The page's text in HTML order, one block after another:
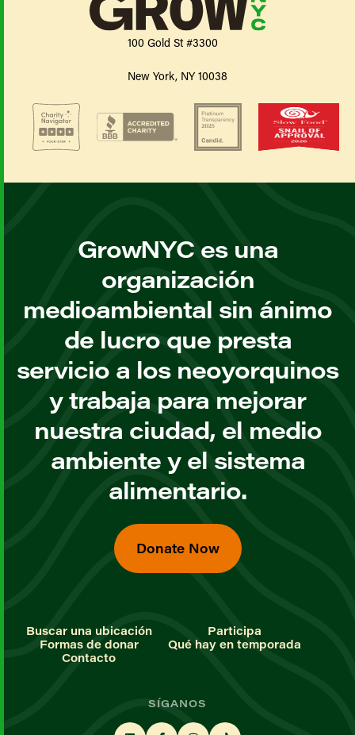
100 Gold St #3300
New York, NY 10038
GrowNYC es una
organización
medioambiental sin ánimo
de lucro que presta
servicio a los neoyorquinos
y trabaja para mejorar
nuestra ciudad, el medio
ambiente y el sistema
alimentario.
Donate Now
Buscar una ubicación
Participa
Formas de donar
Qué hay en temporada
Contacto
SÍGANOS